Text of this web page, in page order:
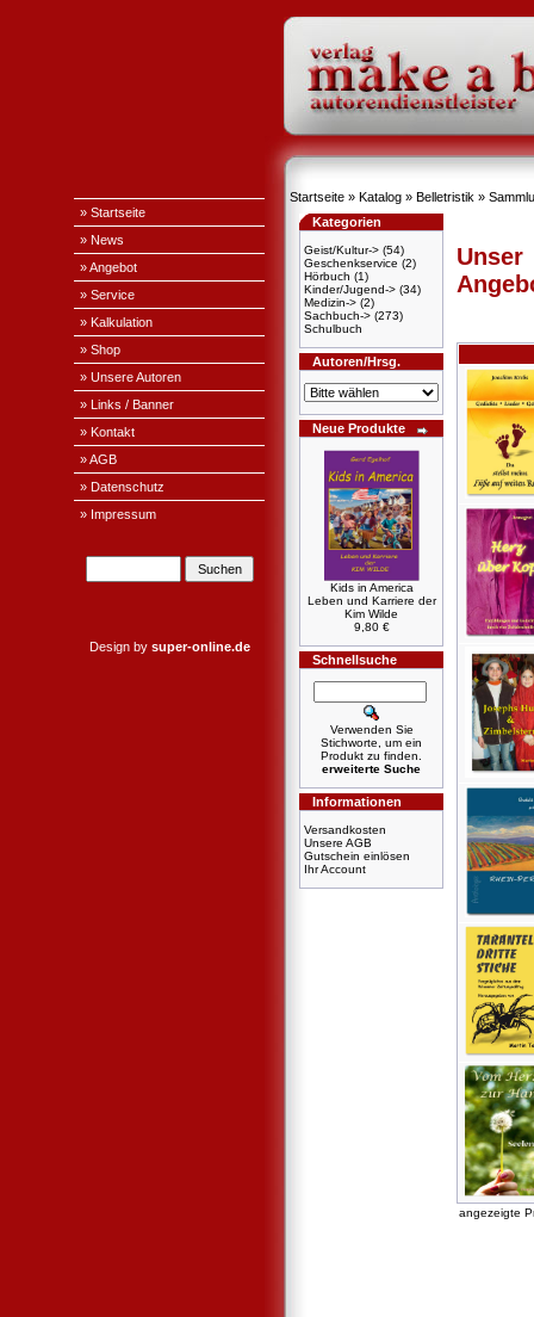
» Startseite
» News
» Angebot
» Service
» Kalkulation
» Shop
» Unsere Autoren
» Links / Banner
» Kontakt
» AGB
» Datenschutz
» Impressum
Design by super-online.de
Startseite » Katalog » Belletristik »
Kategorien
Geist/Kultur-> (54)
Geschenkservice (2)
Hörbuch (1)
Kinder/Jugend-> (34)
Medizin-> (2)
Sachbuch-> (273)
Schulbuch
Autoren/Hrsg.
Neue Produkte
Kids in America
Leben und Karriere der
Kim Wilde
9,80 €
Schnellsuche
Verwenden Sie
Stichworte, um ein
Produkt zu finden.
erweiterte Suche
Informationen
Versandkosten
Unsere AGB
Gutschein einlösen
Ihr Account
Unser
angezeigte